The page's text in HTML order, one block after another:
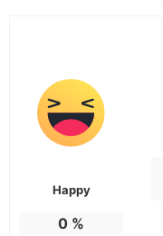
Happy
0 %